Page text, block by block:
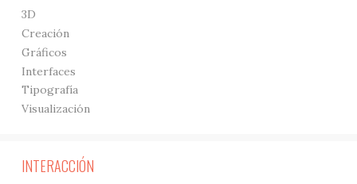
3D
Creación
Gráficos
Interfaces
Tipografía
Visualización
INTERACCIÓN